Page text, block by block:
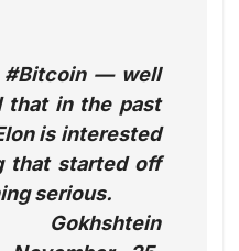
#Bitcoin — well
that in the past
is interested
that started off
serious.